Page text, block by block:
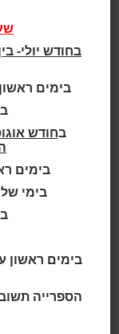
Canada
Guy-Belisle
אוכלוסייה:
במערב
מערך
שטח: 2,600 מ"ר
עלות: 9 מיליון דולר
בימים ראשון,
ב
בימים
בימי שלישי: 12:00-
הספרייה תשוב